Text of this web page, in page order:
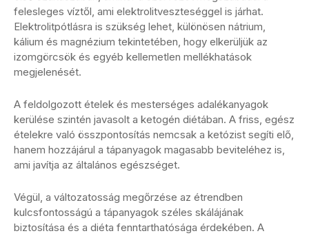
felesleges víztől, ami elektrolitveszteséggel is járhat.
Elektrolitpótlásra is szükség lehet, különösen nátrium,
kálium és magnézium tekintetében, hogy elkerüljük az
izomgörcsök és egyéb kellemetlen mellékhatások
megjelenését.
A feldolgozott ételek és mesterséges adalékanyagok
kerülése szintén javasolt a ketogén diétában. A friss, egész
ételekre való összpontosítás nemcsak a ketózist segíti elő,
hanem hozzájárul a tápanyagok magasabb beviteléhez is,
ami javítja az általános egészséget.
Végül, a változatosság megőrzése az étrendben
kulcsfontosságú a tápanyagok széles skálájának
biztosítása és a diéta fenntarthatósága érdekében. A